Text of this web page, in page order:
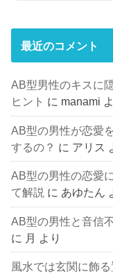
最近のコメント
AB型男性のキスに
ヒント に manami
AB型の男性が恋愛
するの？ に アリス
AB型の男性の恋愛
て解説 に あゆたん
AB型の男性と音信
に 月 より
風水では玄関に飾